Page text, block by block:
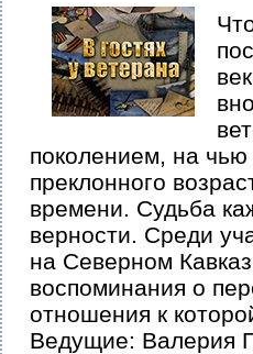
поколением, на
преклонного
времени. Судьба
верности. Среди
на Северном
воспоминания о
отношения к
Ведущие: Валерия